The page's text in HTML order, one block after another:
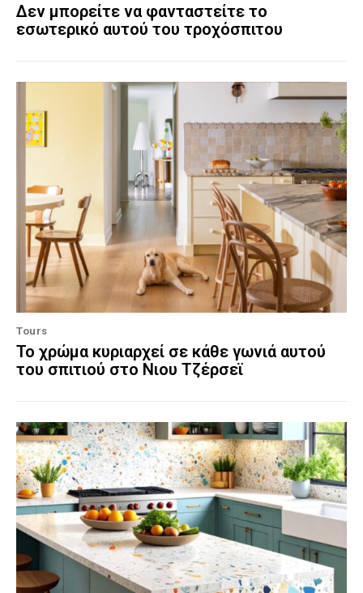
Δεν μπορείτε να φανταστείτε το
εσωτερικό αυτού του τροχόσπιτου
Tours
Το χρώμα κυριαρχεί σε κάθε γωνιά αυτού
του σπιτιού στο Νιου Τζέρσεϊ